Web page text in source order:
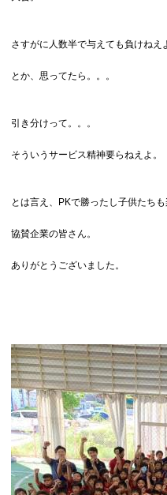
さすがに人数半で与えても負けねえ
とか、思ってたら。。。
引き分けって。。。
そういうサービス精神要らねえよ。
とは言え、PKで勝ったし子供たち
協賛企業の皆さん。
ありがとうございました。